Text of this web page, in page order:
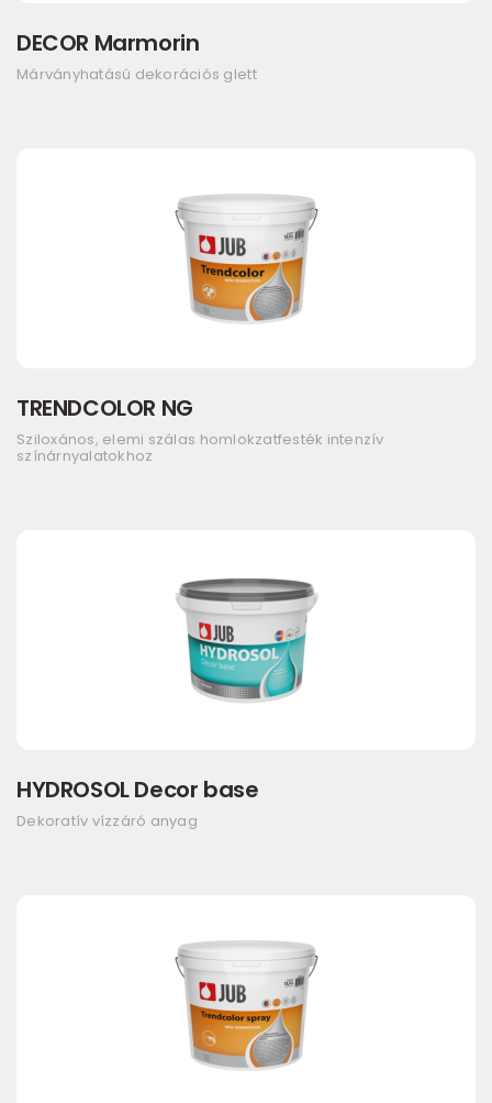
DECOR Marmorin
Márványhatású dekorációs glett
TRENDCOLOR NG
Sziloxános, elemi szálas homlokzatfesték intenzív
színárnyalatokhoz
HYDROSOL Decor base
Dekoratív vízzáró anyag